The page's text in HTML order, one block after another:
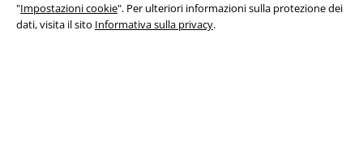
"Impostazioni cookie". Per ulteriori informazioni sulla protezione dei
dati, visita il sito Informativa sulla privacy.